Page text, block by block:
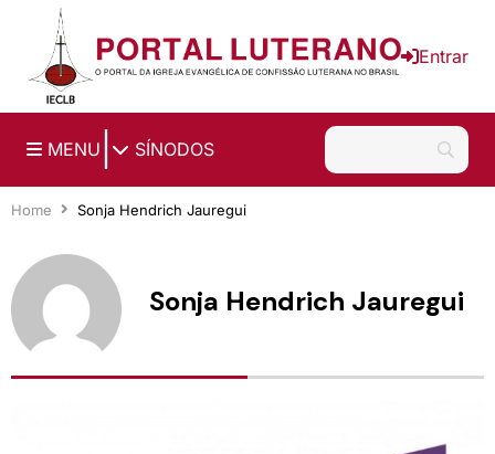
Ir para o conteúdo principal
Entrar
MENU SÍNODOS
Home Sonja Hendrich Jauregui
Sonja Hendrich Jauregui